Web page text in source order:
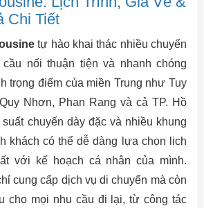
Chi Tiết
tự hào khai thác nhiều chuyến
nối thuận tiện và nhanh chóng
trọng điểm của miền Trung như Tuy
Nhơn, Phan Rang và cả TP. Hồ
chuyến dày đặc và nhiều khung
khách có thể dễ dàng lựa chọn lịch
với kế hoạch cá nhân của mình.
cung cấp dịch vụ di chuyển mà còn
cho mọi nhu cầu đi lại, từ công tác